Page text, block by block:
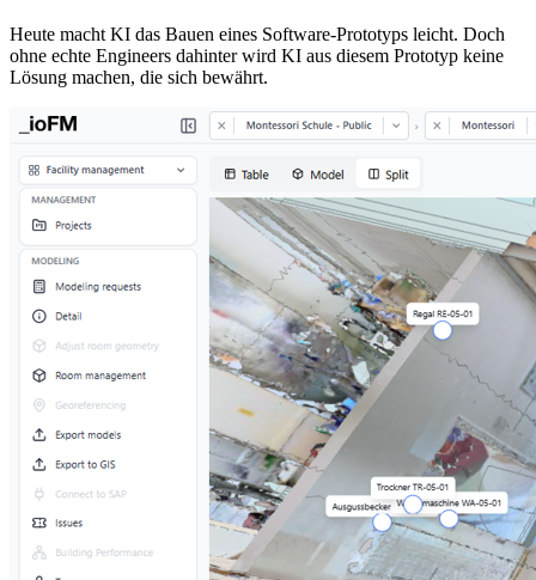
Heute macht KI das Bauen eines Software-Prototyps leicht. Doch
ohne echte Engineers dahinter wird KI aus diesem Prototyp keine
Lösung machen, die sich bewährt.